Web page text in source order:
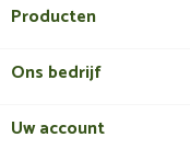
Producten
Ons bedrijf
Uw account